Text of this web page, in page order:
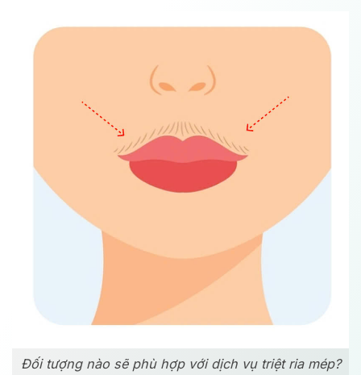
Đối tượng nào sẽ phù hợp với dịch vụ triệt ria mép?